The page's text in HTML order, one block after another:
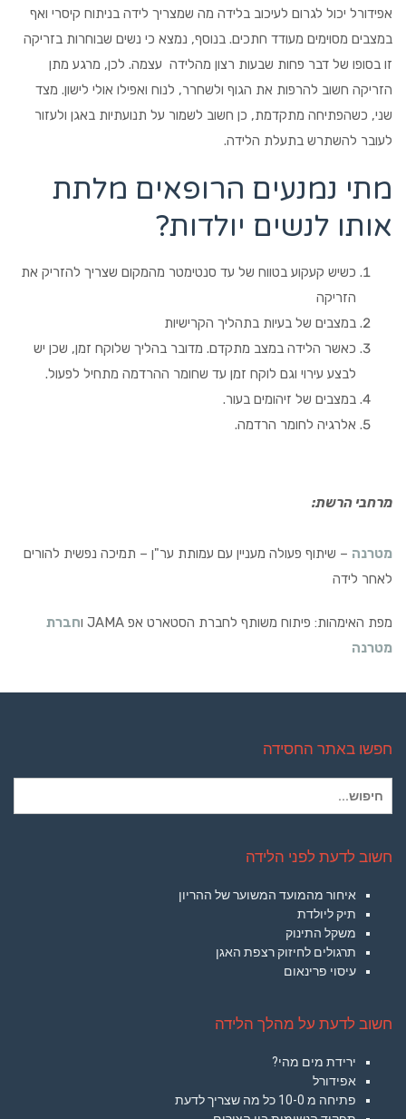
אפידורל יכול לגרום לעיכוב בלידה מה שמצריך לידה בניתוח קיסרי ואף
במצבים מסוימים מעודד חתכים. בנוסף, נמצא כי נשים שבוחרות בזריקה
זו בסופו של דבר פחות שבעות רצון מהלידה עצמה. לכן, מרגע מתן
הזריקה חשוב להרפות את הגוף ולשחרר, לנוח ואפילו אולי לישון. מצד
שני, כשהפתיחה מתקדמת, כן חשוב לשמור על תנועתיות באגן ולעזור
לעובר להשתרש בתעלת הלידה.
מתי נמנעים הרופאים מלתת
אותו לנשים יולדות?
כשיש קעקוע בטווח של עד סנטימטר מהמקום שצריך להזריק את
הזריקה
במצבים של בעיות בתהליך הקרישיות
כאשר הלידה במצב מתקדם. מדובר בהליך שלוקח זמן, שכן יש
לבצע עירוי וגם לוקח זמן עד שחומר ההרדמה מתחיל לפעול.
במצבים של זיהומים בעור.
אלרגיה לחומר הרדמה.
מרחבי הרשת:
מטרנה – שיתוף פעולה מעניין עם עמותת ער"ן – תמיכה נפשית להורים
לאחר לידה
מפת האימהות: פיתוח משותף לחברת הסטארט אפ JAMA ו
חברת
מטרנה
חפשו באתר החסידה
עבור:
חשוב לדעת לפני הלידה
איחור מהמועד המשוער של ההריון
תיק ליולדת
משקל התינוק
תרגולים לחיזוק רצפת האגן
עיסוי פרינאום
חשוב לדעת על מהלך הלידה
ירידת מים מהי?
אפידורל
פתיחה מ 10-0 כל מה שצריך לדעת